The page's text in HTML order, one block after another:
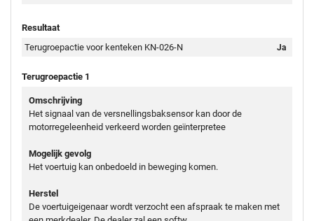
Resultaat
Terugroepactie voor kenteken KN-026-N
Ja
Terugroepactie 1
Omschrijving
Het signaal van de versnellingsbaksensor kan door de
motorregeleenheid verkeerd worden geïnterpretee
Mogelijk gevolg
Het voertuig kan onbedoeld in beweging komen.
Herstel
De voertuigeigenaar wordt verzocht een afspraak te maken met